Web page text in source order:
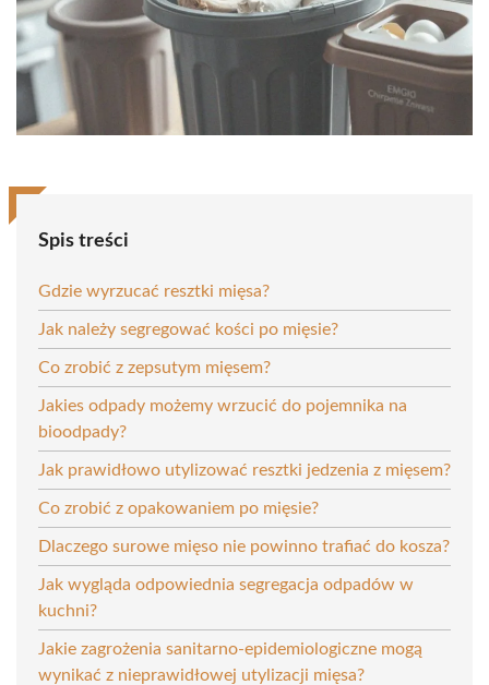
Spis treści
Gdzie wyrzucać resztki mięsa?
Jak należy segregować kości po mięsie?
Co zrobić z zepsutym mięsem?
Jakies odpady możemy wrzucić do pojemnika na
bioodpady?
Jak prawidłowo utylizować resztki jedzenia z mięsem?
Co zrobić z opakowaniem po mięsie?
Dlaczego surowe mięso nie powinno trafiać do kosza?
Jak wygląda odpowiednia segregacja odpadów w
kuchni?
Jakie zagrożenia sanitarno-epidemiologiczne mogą
wynikać z nieprawidłowej utylizacji mięsa?